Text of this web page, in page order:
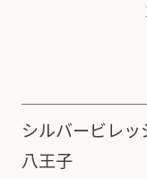
シルバービレッ
八王子